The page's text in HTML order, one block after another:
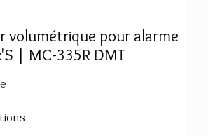
volumétrique pour alarme
| MC-335R DMT